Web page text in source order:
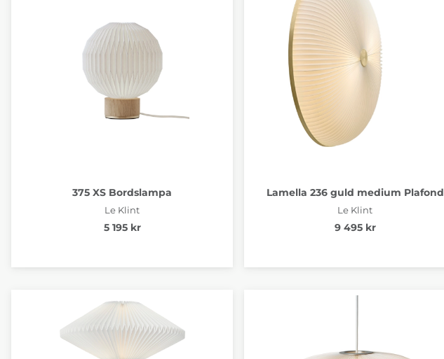
375 XS Bordslampa
Le Klint
5 195 kr
Lamella 236 guld medium Plafond
Le Klint
9 495 kr